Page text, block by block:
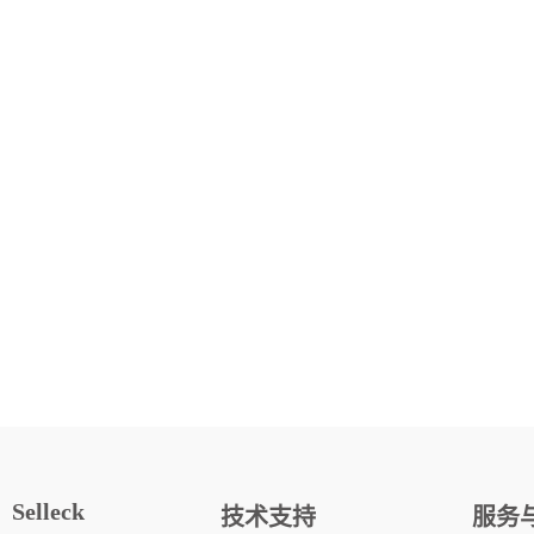
Selleck 技术支持 服务